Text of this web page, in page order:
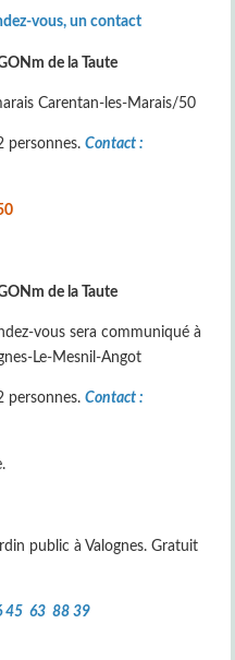
vous, un contact
de la Taute
Carentan-les-Marais/50
personnes.Contact :
de la Taute
vous sera communiqué à
Le-Mesnil-Angot
personnes.Contact :
public à Valognes. Gratuit
45 63 88 39